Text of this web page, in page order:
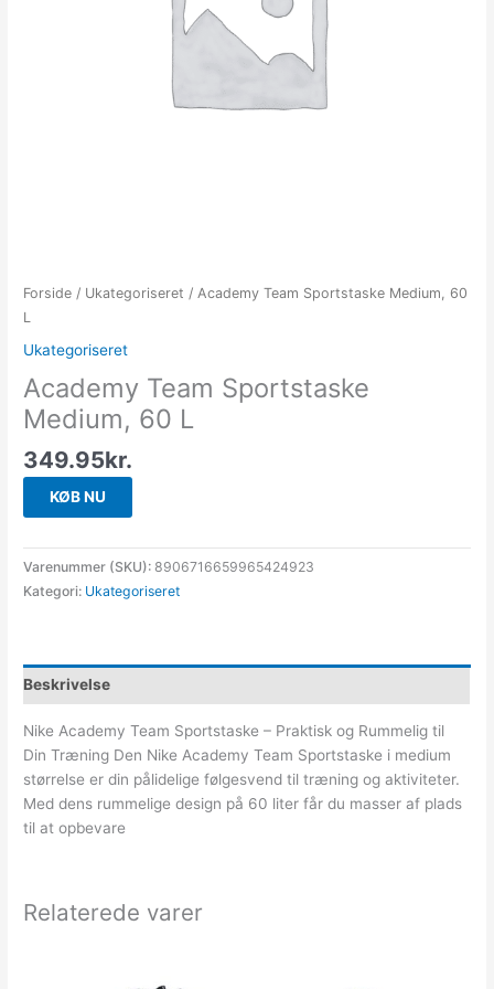
Forside / Ukategoriseret / Academy Team Sportstaske Medium, 60
L
Ukategoriseret
Academy Team Sportstaske
Medium, 60 L
349.95kr.
KØB NU
Varenummer (SKU):8906716659965424923
Kategori: Ukategoriseret
Beskrivelse
Nike Academy Team Sportstaske – Praktisk og Rummelig til
Din Træning Den Nike Academy Team Sportstaske i medium
størrelse er din pålidelige følgesvend til træning og aktiviteter.
Med dens rummelige design på 60 liter får du masser af plads
til at opbevare
Relaterede varer